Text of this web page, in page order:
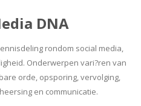
DNA
rondom social media,
Onderwerpen vari?ren van
orde, opsporing, vervolging,
en communicatie.